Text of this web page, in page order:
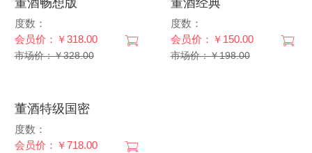
董酒畅想版
度数：
会员价：￥318.00
市场价：￥328.00
董酒经典
度数：
会员价：￥150.00
市场价：￥198.00
董酒特级国密
度数：
会员价：￥718.00